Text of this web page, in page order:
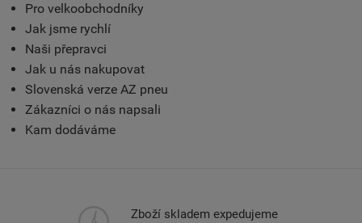
Pro velkoobchodníky
Jak jsme rychlí
Naši přepravci
Jak u nás nakupovat
Slovenská verze AZ pneu
Zákazníci o nás napsali
Kam dodáváme
Zboží skladem expedujeme